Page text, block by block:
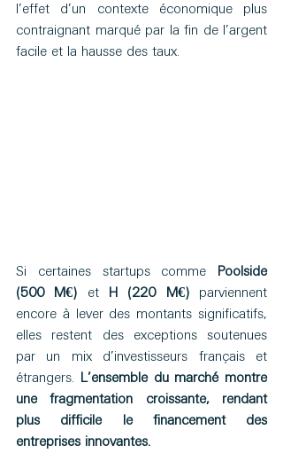
l’effet d’un contexte économique plus
contraignant marqué par la fin de l’argent
facile et la hausse des taux.
Si certaines startups comme Poolside
(500 M€) et H (220 M€) parviennent
encore à lever des montants significatifs,
elles restent des exceptions soutenues
par un mix d’investisseurs français et
étrangers. L’ensemble du marché montre
une fragmentation croissante, rendant
plus difficile le financement des
entreprises innovantes.